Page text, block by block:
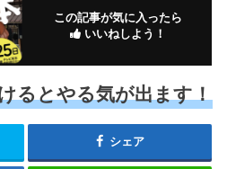
この記事が気に入ったら
いいねしよう！
るとやる気が出ます！
シェア